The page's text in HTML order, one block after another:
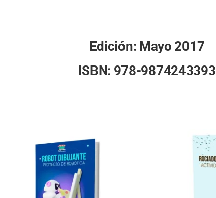
Edición: Mayo 2017
ISBN: 978-9874243393